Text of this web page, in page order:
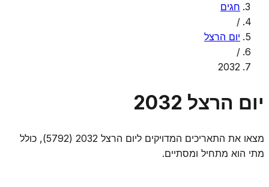
חגים
/
יום הרצל
/
2032
יום הרצל 2032
מצאו את התאריכים המדויקים ליום הרצל 2032 (5792), כולל
מתי הוא מתחיל ומסתיים.